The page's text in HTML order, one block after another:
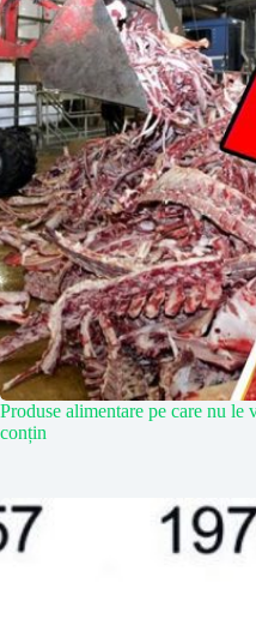
Produse alimentare pe care nu le
conțin